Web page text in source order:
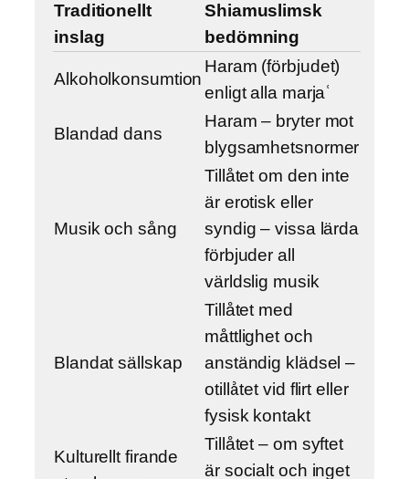
Traditionellt
inslag
Shiamuslimsk
bedömning
Alkoholkonsumtion
Haram (förbjudet)
enligt alla marjaʿ
Blandad dans
Haram – bryter mot
blygsamhetsnormer
Musik och sång
Tillåtet om den inte
är erotisk eller
syndig – vissa lärda
förbjuder all
världslig musik
Blandat sällskap
Tillåtet med
måttlighet och
anständig klädsel –
otillåtet vid flirt eller
fysisk kontakt
Kulturellt firande
Tillåtet – om syftet
är socialt och inget